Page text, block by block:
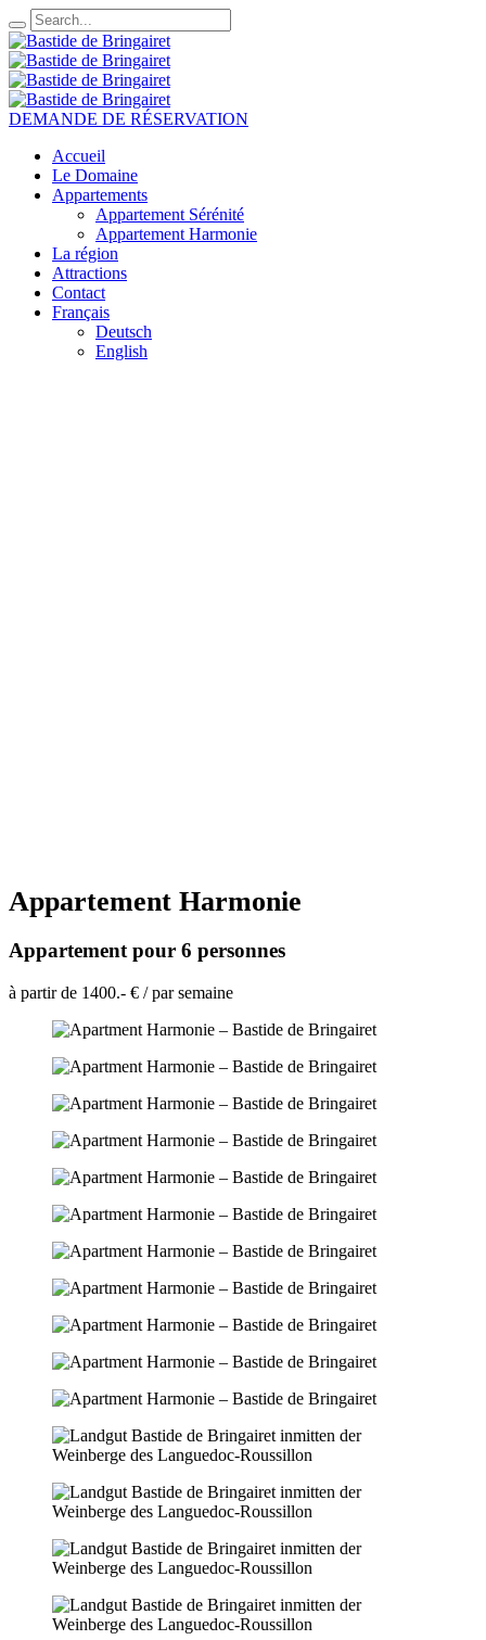
DEMANDE DE RÉSERVATION
Accueil
Le Domaine
Appartements
Appartement Sérénité
Appartement Harmonie
La région
Attractions
Contact
Français
Deutsch
English
Appartement Harmonie
Appartement pour 6 personnes
à partir de 1400.- € / par semaine